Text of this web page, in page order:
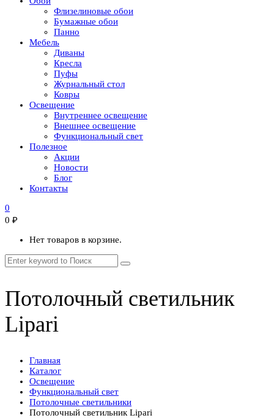
Флизелиновые обои
Бумажные обои
Панно
Мебель
Диваны
Кресла
Пуфы
Журнальный стол
Ковры
Освещение
Внутреннее освещение
Внешнее освещение
Функциональный свет
Полезное
Акции
Новости
Блог
Контакты
0
0 ₽
Нет товаров в корзине.
Потолочный светильник
Lipari
Главная
Каталог
Освещение
Функциональный свет
Потолочные светильники
Потолочный светильник Lipari